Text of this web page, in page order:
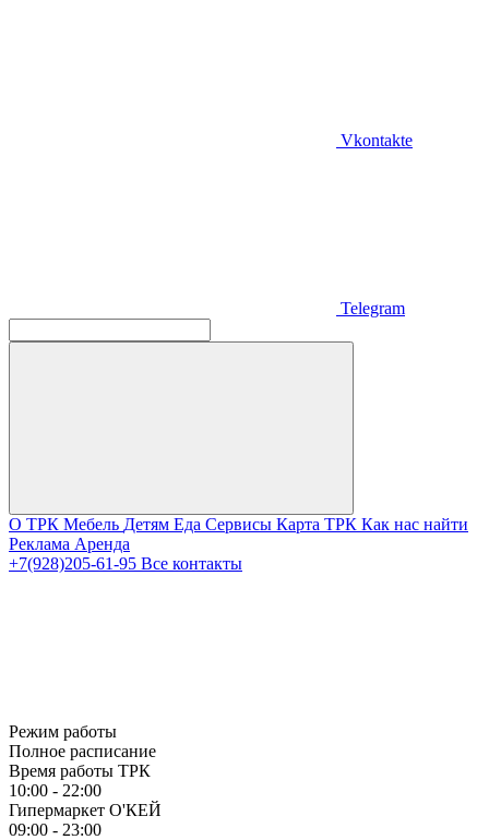
Vkontakte
Telegram
О ТРК Мебель Детям Еда Сервисы Карта ТРК Как нас найти
Реклама Аренда
+7(928)205-61-95 Все контакты
Режим работы
Полное расписание
Время работы ТРК
10:00 - 22:00
Гипермаркет О'КЕЙ
09:00 - 23:00